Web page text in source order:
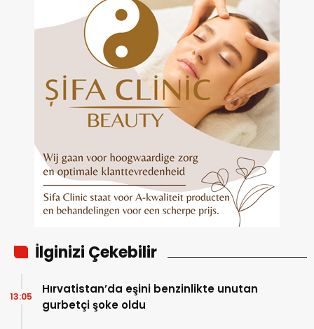
İlginizi Çekebilir
Hırvatistan’da eşini benzinlikte unutan
gurbetçi şoke oldu
13:05